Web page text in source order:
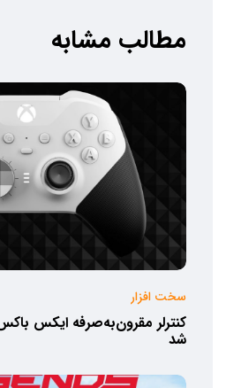
مطالب مشابه
سخت افزار
شد